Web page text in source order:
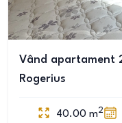
Vând apartament
Rogerius
40.00 m2